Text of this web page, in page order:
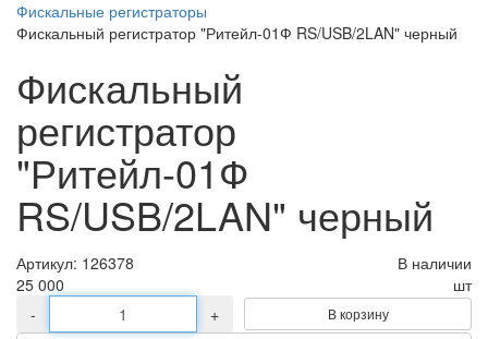
Фискальные регистраторы
Фискальный регистратор "Ритейл-01Ф RS/USB/2LAN" черный
Фискальный
регистратор
"Ритейл-01Ф
RS/USB/2LAN" черный
Артикул: 126378
В наличии
25 000
шт
-
+ В корзину